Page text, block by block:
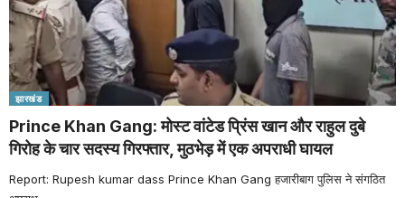
झारखंड
Prince Khan Gang: मोस्ट वांटेड प्रिंस खान और राहुल दुबे
गिरोह के चार सदस्य गिरफ्तार, मुठभेड़ में एक अपराधी घायल
Report: Rupesh kumar dass Prince Khan Gang हजारीबाग पुलिस ने संगठित